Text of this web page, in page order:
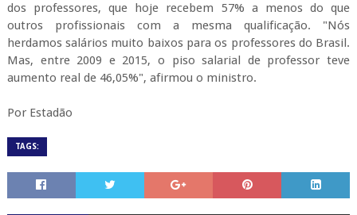
dos professores, que hoje recebem 57% a menos do que
outros profissionais com a mesma qualificação. "Nós
herdamos salários muito baixos para os professores do Brasil.
Mas, entre 2009 e 2015, o piso salarial de professor teve
aumento real de 46,05%", afirmou o ministro.
Por Estadão
TAGS: